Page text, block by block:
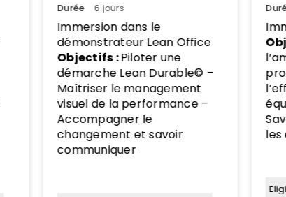
Durée 7 jours
Immersion dans l’usine école
Objectifs :piloter et animer
l’amélioration continue en
production – Maîtriser
l’efficacité et la flexibilité des
équipements industriels –
Savoir motiver et engager
les équipes